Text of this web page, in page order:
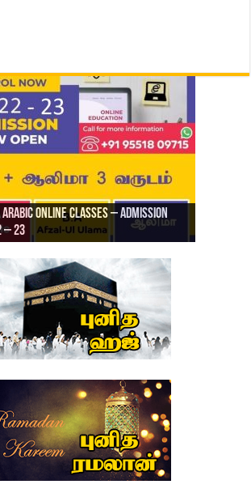
Online Classes – Admission
– 23
Online Classes – BA Arabic
COLLEGE ADMISSION
தமிழாக்கம், Jamia Al Hajiri
Masjid), Malaz, Riyadh